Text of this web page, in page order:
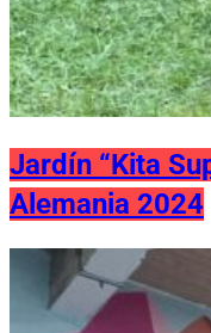
Jardín “Kita
Alemania 2024